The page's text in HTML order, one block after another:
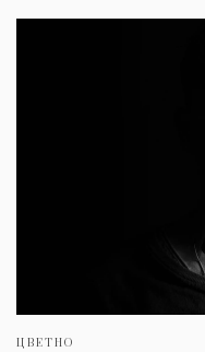
ЦВЕТНО